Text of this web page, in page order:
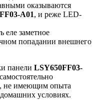
оказываются
A01, и реже LED-
еле заметное
попадании внешнего
панели LSY650FF03-
не имеющим опыта
условиях.